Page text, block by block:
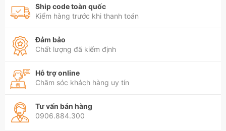
Ship code toàn quốc
Kiểm hàng trước khi thanh toán
Đảm bảo
Chất lượng đã kiểm định
Hỗ trợ online
Chăm sóc khách hàng uy tín
Tư vấn bán hàng
0906.884.300